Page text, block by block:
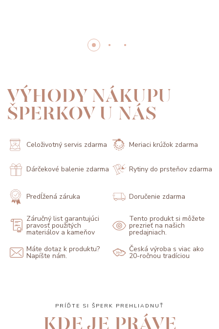
VÝHODY NÁKUPU
ŠPERKOV U NÁS
Celoživotný servis zdarma Meriaci krúžok zdarma
Dárčekové balenie zdarma Rytiny do prsteňov zdarma
Predĺžená záruka Doručenie zdarma
Záručný list garantujúci
pravosť použitých
materiálov a kameňov
Tento produkt si môžete
prezrieť na našich
predajniach.
Máte dotaz k produktu?
Napíšte nám.
Česká výroba s viac ako
20-ročnou tradíciou
PRÍĎTE SI ŠPERK PREHLIADNUŤ
KDE JE PRÁVE